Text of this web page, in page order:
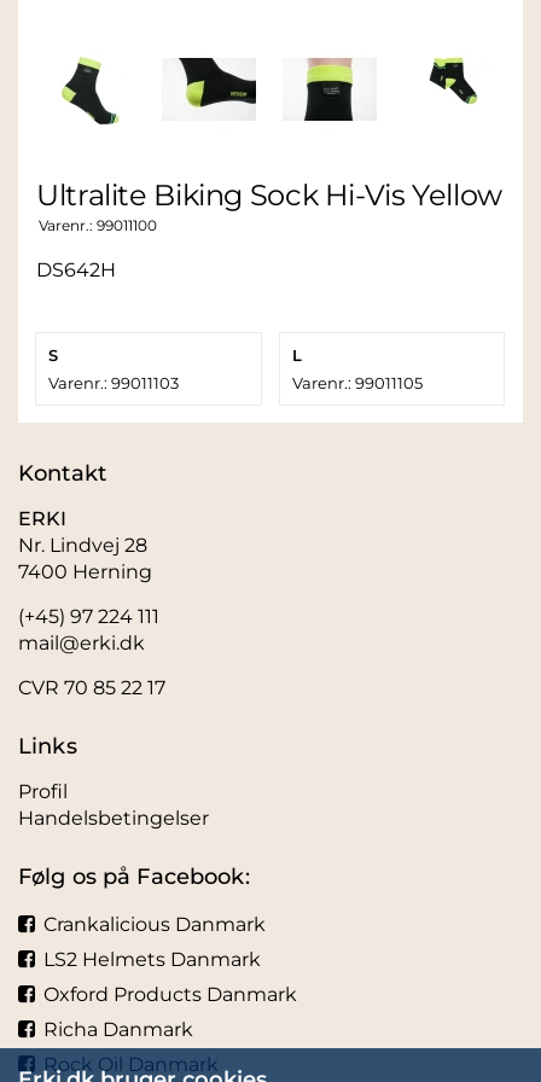
Ultralite Biking Sock Hi-Vis Yellow
Varenr.: 99011100
DS642H
S
Varenr.: 99011103
L
Varenr.: 99011105
Kontakt
ERKI
Nr. Lindvej 28
7400 Herning
(+45) 97 224 111
mail@erki.dk
CVR 70 85 22 17
Links
Profil
Handelsbetingelser
Følg os på Facebook:
Crankalicious Danmark
LS2 Helmets Danmark
Oxford Products Danmark
Richa Danmark
Rock Oil Danmark